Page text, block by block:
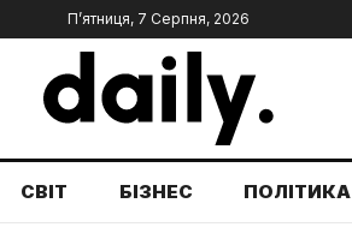
П’ятниця, 7 Серпня, 2026
СВІТ БІЗНЕС ПОЛІТИКА